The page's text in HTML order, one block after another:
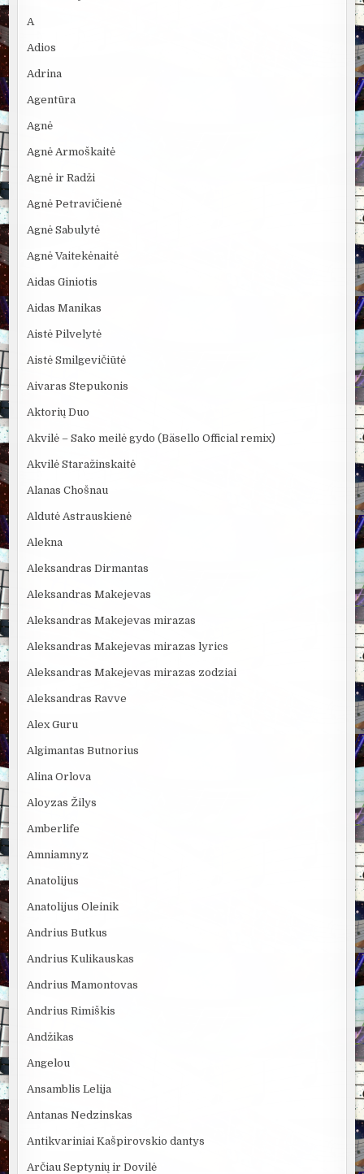
A
Adios
Adrina
Agentūra
Agnė
Agnė Armoškaitė
Agnė ir Radži
Agnė Petravičienė
Agnė Sabulytė
Agnė Vaitekėnaitė
Aidas Giniotis
Aidas Manikas
Aistė Pilvelytė
Aistė Smilgevičiūtė
Aivaras Stepukonis
Aktorių Duo
Akvilė – Sako meilė gydo (Bäsello Official remix)
Akvilė Staražinskaitė
Alanas Chošnau
Aldutė Astrauskienė
Alekna
Aleksandras Dirmantas
Aleksandras Makejevas
Aleksandras Makejevas mirazas
Aleksandras Makejevas mirazas lyrics
Aleksandras Makejevas mirazas zodziai
Aleksandras Ravve
Alex Guru
Algimantas Butnorius
Alina Orlova
Aloyzas Žilys
Amberlife
Amniamnyz
Anatolijus
Anatolijus Oleinik
Andrius Butkus
Andrius Kulikauskas
Andrius Mamontovas
Andrius Rimiškis
Andžikas
Angelou
Ansamblis Lelija
Antanas Nedzinskas
Antikvariniai Kašpirovskio dantys
Arčiau Septynių ir Dovilė